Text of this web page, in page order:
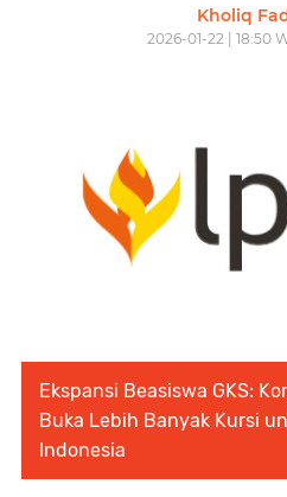
Kholiq
2026-01-22 | 18:50
Ekspansi Beasiswa GKS:
Buka Lebih Banyak Kursi
Indonesia